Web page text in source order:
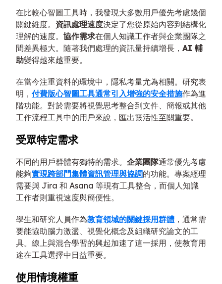
在比較心智圖工具時，我發現大多數用戶優先考慮幾個
關鍵維度。 資訊處理速度決定了您從原始內容到結構化
理解的速度。 協作需求在個人知識工作者與企業團隊之
間差異極大。隨著我們處理的資訊量持續增長， AI 輔
助變得越來越重要。
在當今注重資料的環境中，隱私考量尤為相關。研究表
明， 付費版心智圖工具通常引入增強的安全措施作為進
階功能。對於需要將視覺思考整合到文件、簡報或其他
工作流程工具中的用戶來說，匯出靈活性至關重要。
受眾特定需求
不同的用戶群體有獨特的需求。 企業團隊通常優先考慮
能夠實現跨部門集體資訊管理與協調的功能。專案經理
需要與 Jira 和 Asana 等現有工具整合，而個人知識
工作者則重視速度與簡便性。
學生和研究人員作為教育領域的關鍵採用群體 ，通常需
要能協助腦力激盪、視覺化概念及組織研究論文的工
具。線上與混合學習的興起加速了這一採用，使教育用
途在工具選擇中日益重要。
使用情境權重